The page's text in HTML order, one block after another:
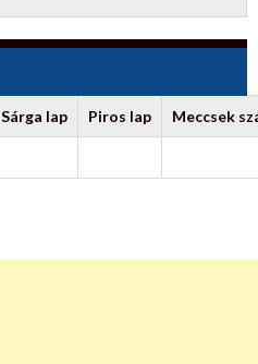
Sárga lap Piros lap Meccsek